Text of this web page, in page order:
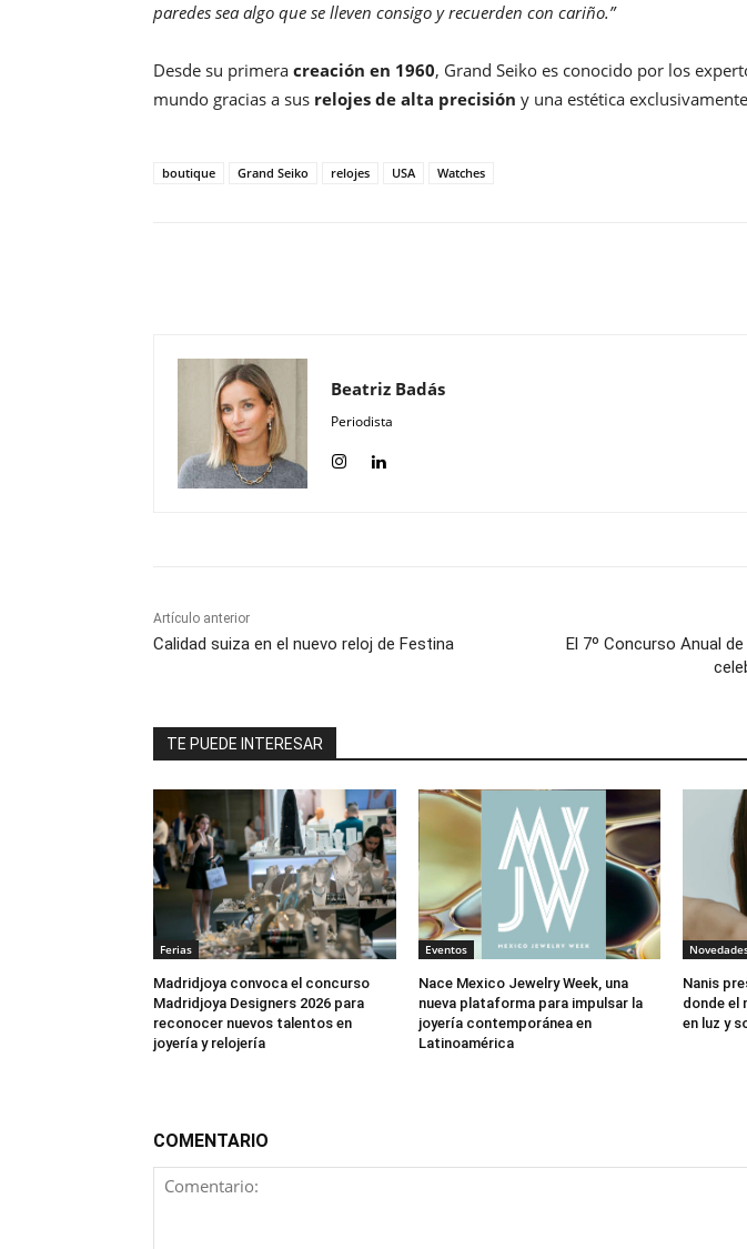
paredes sea algo que se lleven consigo y recuerden con cariño.”
Desde su primera creación en 1960, Grand Seiko es conocido por los
mundo gracias a sus relojes de alta precisión y una estética
boutique Grand Seiko relojes USA Watches
Beatriz Badás
Periodista
Artículo anterior
Calidad suiza en el nuevo reloj de Festina
El 7º Concurso Anual
TE PUEDE INTERESAR
Ferias
Madridjoya convoca el concurso
Madridjoya Designers 2026 para
reconocer nuevos talentos en
joyería y relojería
Eventos
Nace Mexico Jewelry Week, una
nueva plataforma para impulsar la
joyería contemporánea en
Latinoamérica
Nanis
donde el
en luz y
COMENTARIO